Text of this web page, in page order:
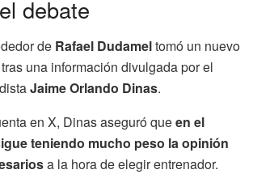
debate
de Rafael Dudameltomó un nuevo
una información divulgada por el
Jaime Orlando Dinas.
en X, Dinas aseguró queen el
teniendo mucho peso la opinión
a la hora de elegir entrenador.